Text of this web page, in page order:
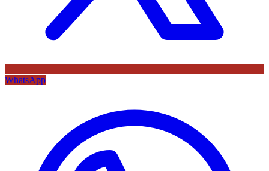
WhatsApp